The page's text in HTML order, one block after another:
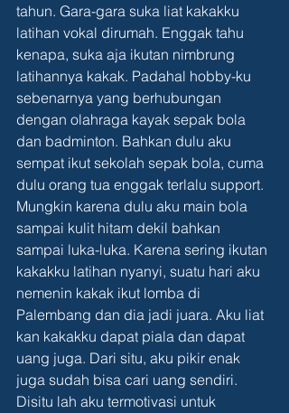
tahun. Gara-gara suka liat kakakku
latihan vokal dirumah. Enggak tahu
kenapa, suka aja ikutan nimbrung
latihannya kakak. Padahal hobby-ku
sebenarnya yang berhubungan
dengan olahraga kayak sepak bola
dan badminton. Bahkan dulu aku
sempat ikut sekolah sepak bola, cuma
dulu orang tua enggak terlalu support.
Mungkin karena dulu aku main bola
sampai kulit hitam dekil bahkan
sampai luka-luka. Karena sering ikutan
kakakku latihan nyanyi, suatu hari aku
nemenin kakak ikut lomba di
Palembang dan dia jadi juara. Aku liat
kan kakakku dapat piala dan dapat
uang juga. Dari situ, aku pikir enak
juga sudah bisa cari uang sendiri.
Disitu lah aku termotivasi untuk